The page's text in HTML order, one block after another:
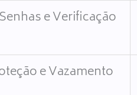
e Verificação
e Vazamento